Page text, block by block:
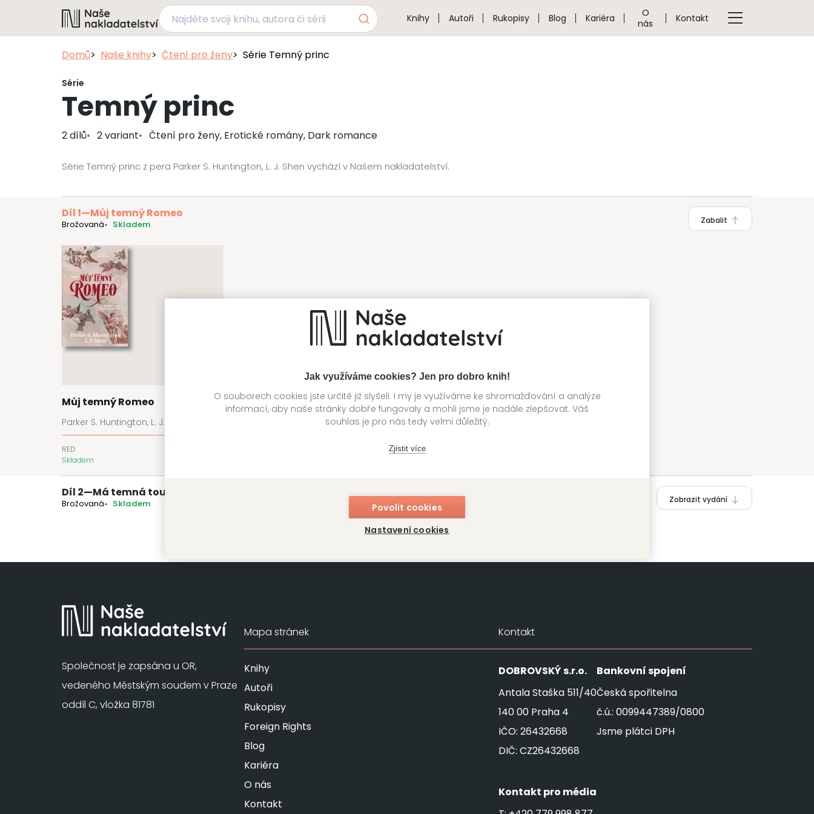
Jak využíváme cookies? Jen pro dobro knih!
O souborech cookies jste určitě již slyšeli. I my je využíváme ke shromažďování a analýze
informací, aby naše stránky dobře fungovaly a mohli jsme je nadále zlepšovat. Váš
souhlas je pro nás tedy velmi důležitý.
Zjistit více
Povolit cookies
Nastavení cookies
Knihy Autoři Rukopisy Blog Kariéra
O
nás
Kontakt
Domů Naše knihy Čtení pro ženy Série Temný princ
Série
Temný princ
2 dílů 2 variant Čtení pro ženy, Erotické romány, Dark romance
Série Temný princ z pera Parker S. Huntington, L. J. Shen vychází v Našem nakladatelství.
Díl 1—Můj temný Romeo
Brožovaná Skladem Zabalit
Můj temný Romeo
Parker S. Huntington, L. J. Shen
RED
Skladem
Díl 2—Má temná touha
Brožovaná Skladem Zobrazit vydání
Společnost je zapsána u OR,
vedeného Městským soudem v Praze
oddíl C, vložka 81781
Mapa stránek
Knihy
Autoři
Rukopisy
Foreign Rights
Blog
Kariéra
O nás
Kontakt
Kontakt
DOBROVSKÝs.r.o.
Antala Staška 511/40
140 00 Praha 4
IČO: 26432668
DIČ: CZ26432668
Bankovní spojení
Česká spořitelna
č.ú.: 0099447389/0800
Jsme plátci DPH
Kontakt pro média